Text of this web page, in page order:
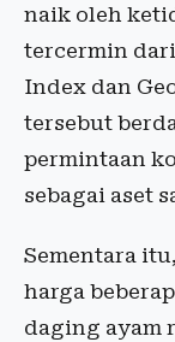
naik oleh
tercermin
Index dan
tersebut
permintaan
sebagai aset
Sementara
harga
daging ayam